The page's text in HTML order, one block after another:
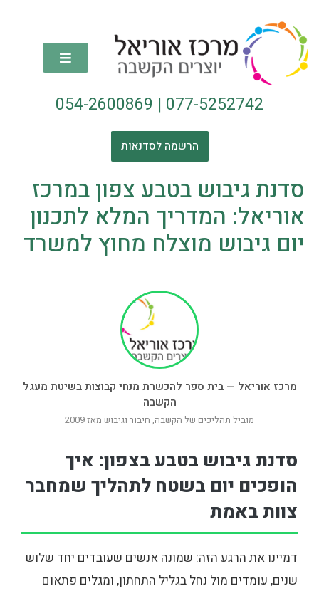
077-5252742
|
054-2600869
הרשמה לסדנאות
סדנת גיבוש בטבע צפון במרכז
אוריאל: המדריך המלא לתכנון
יום גיבוש מוצלח מחוץ למשרד
מרכז אוריאל — בית ספר להכשרת מנחי קבוצות בשיטת מעגל
הקשבה
מוביל תהליכים של הקשבה, חיבור וגיבוש מאז 2009
סדנת גיבוש בטבע בצפון: איך
הופכים יום בשטח לתהליך שמחבר
צוות באמת
דמיינו את הרגע הזה: שמונה אנשים שעובדים יחד שלוש
שנים, עומדים מול נחל בגליל התחתון, ומגלים פתאום